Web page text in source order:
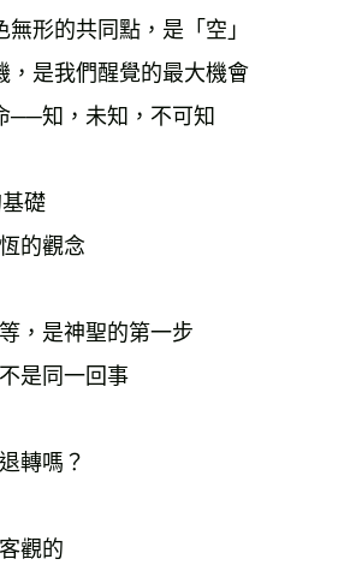
無形的共同點，是「空」
，是我們醒覺的最大機會
──知，未知，不可知
礎
的觀念
，是神聖的第一步
是同一回事
轉嗎？
觀的